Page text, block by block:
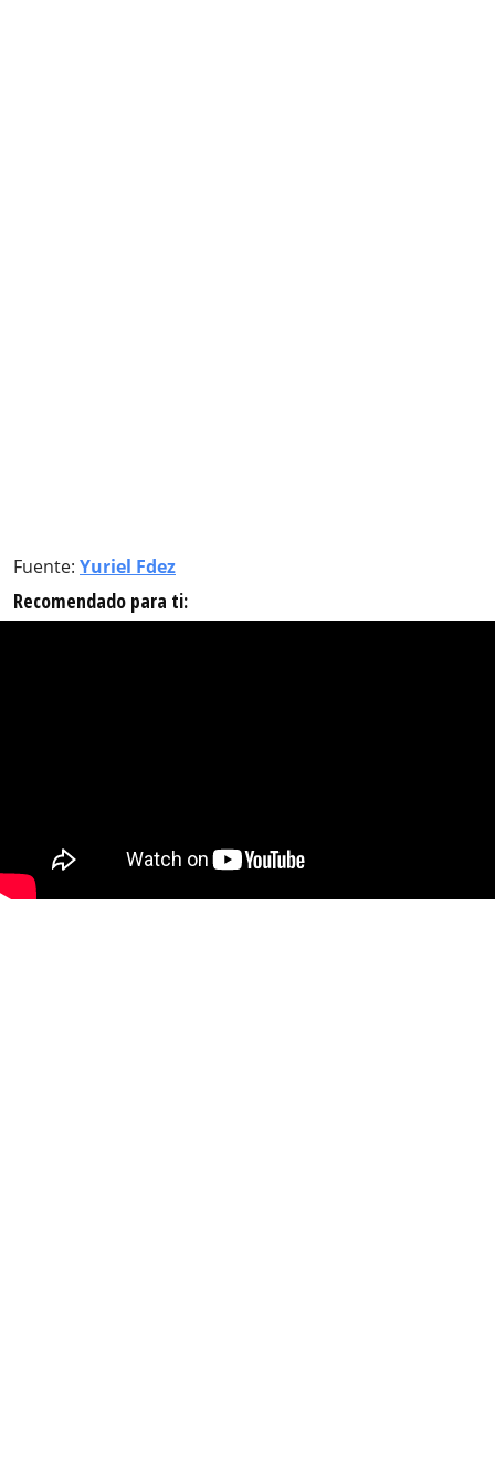
Fuente: Yuriel Fdez
Recomendado para ti: